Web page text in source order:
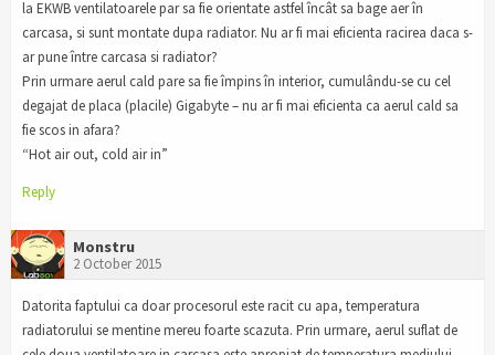
la EKWB ventilatoarele par sa fie orientate astfel încât sa bage aer în
carcasa, si sunt montate dupa radiator. Nu ar fi mai eficienta racirea daca s-
ar pune între carcasa si radiator?
Prin urmare aerul cald pare sa fie împins în interior, cumulându-se cu cel
degajat de placa (placile) Gigabyte – nu ar fi mai eficienta ca aerul cald sa
fie scos in afara?
“Hot air out, cold air in”
Reply
Monstru
2 October 2015
Datorita faptului ca doar procesorul este racit cu apa, temperatura
radiatorului se mentine mereu foarte scazuta. Prin urmare, aerul suflat de